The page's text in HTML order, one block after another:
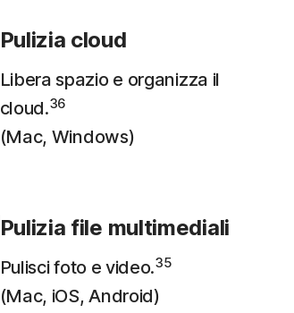
Pulizia cloud
Libera spazio e organizza il
cloud.36
(Mac, Windows)
Pulizia file multimediali
Pulisci foto e video.35
(Mac, iOS, Android)